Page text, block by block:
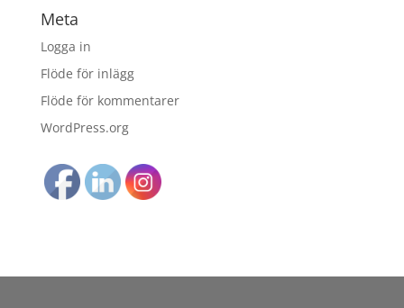
Meta
Logga in
Flöde för inlägg
Flöde för kommentarer
WordPress.org